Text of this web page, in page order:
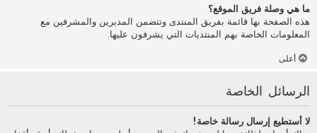
ما هي وصلة فريق الموقع؟
هذه الصفحة بها قائمة بفريق المنتدى وتتضمن المديرين والمشرفين مع
المعلومات الخاصة بهم المنتديات التي يشرفون عليها.
أعلى
الرسائل الخاصة
لا أستطيع إرسال رسالة خاصة!